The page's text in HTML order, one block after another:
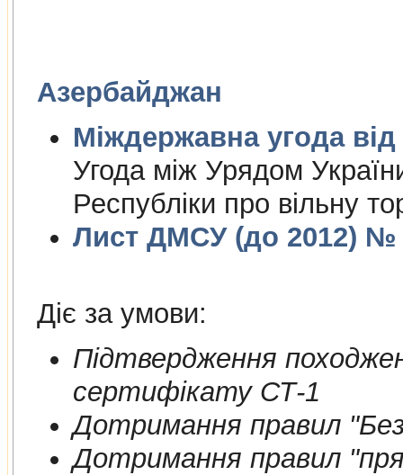
Азербайджан
Угода між Урядом
Республіки про вільну
Лист ДМСУ (до 2012) №
Діє за умови:
Пiдтвердження
сертифiкату СТ-1
Дотримання правил
Дотримання правил